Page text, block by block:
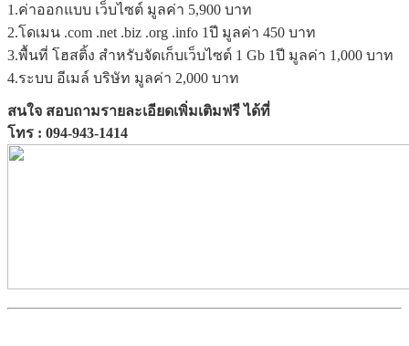
1.ค่าออกแบบ เว็บไซต์ มูลค่า 5,900 บาท
2.โดเมน .com .net .biz .org .info 1ปี มูลค่า 450 บาท
3.พื้นที่ โฮสติ้ง สำหรับจัดเก็บเว็บไซต์ 1 Gb 1ปี มูลค่า 1,000 บาท
4.ระบบ อีเมล์ บริษัท มูลค่า 2,000 บาท
สนใจ สอบถามรายละเอียดเพิ่มเติมฟรี ได้ที่
โทร : 094-943-1414